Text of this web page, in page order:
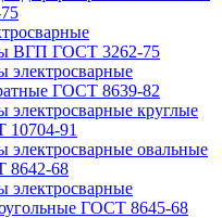
ВГП ГОСТ 3262-75
электросварные
ГОСТ 8639-82
электросварные круглые
91
электросварные овальные
8642-68
электросварные
ГОСТ 8645-68